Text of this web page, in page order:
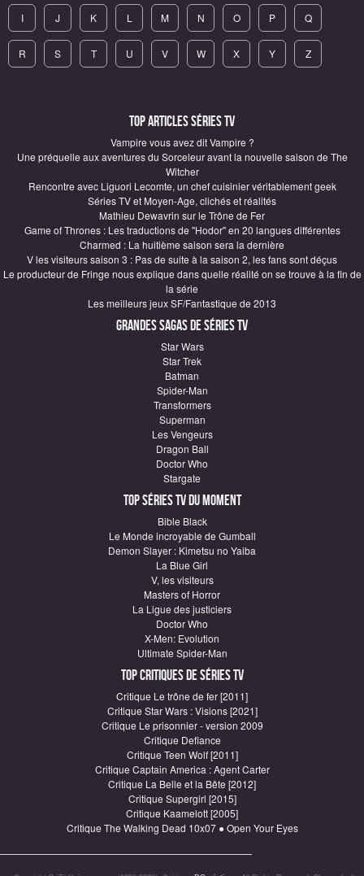
I J K L M N O P Q
R S T U V W X Y Z
Top articles Séries TV
Vampire vous avez dit Vampire ?
Une préquelle aux aventures du Sorceleur avant la nouvelle saison de The
Witcher
Rencontre avec Liguori Lecomte, un chef cuisinier véritablement geek
Séries TV et Moyen-Age, clichés et réalités
Mathieu Dewavrin sur le Trône de Fer
Game of Thrones : Les traductions de "Hodor" en 20 langues différentes
Charmed : La huitième saison sera la dernière
V les visiteurs saison 3 : Pas de suite à la saison 2, les fans sont déçus
Le producteur de Fringe nous explique dans quelle réalité on se trouve à la fin de
la série
Les meilleurs jeux SF/Fantastique de 2013
Grandes sagas de Séries TV
Star Wars
Star Trek
Batman
Spider-Man
Transformers
Superman
Les Vengeurs
Dragon Ball
Doctor Who
Stargate
Top Séries TV du moment
Bible Black
Le Monde incroyable de Gumball
Demon Slayer : Kimetsu no Yaiba
La Blue Girl
V, les visiteurs
Masters of Horror
La Ligue des justiciers
Doctor Who
X-Men: Evolution
Ultimate Spider-Man
Top critiques de Séries TV
Critique Le trône de fer [2011]
Critique Star Wars : Visions [2021]
Critique Le prisonnier - version 2009
Critique Defiance
Critique Teen Wolf [2011]
Critique Captain America : Agent Carter
Critique La Belle et la Bête [2012]
Critique Supergirl [2015]
Critique Kaamelott [2005]
Critique The Walking Dead 10x07 ● Open Your Eyes